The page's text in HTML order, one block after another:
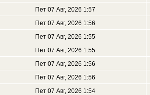
Пет 07 Авг, 2026 1:57
Пет 07 Авг, 2026 1:56
Пет 07 Авг, 2026 1:55
Пет 07 Авг, 2026 1:55
Пет 07 Авг, 2026 1:56
Пет 07 Авг, 2026 1:56
Пет 07 Авг, 2026 1:54